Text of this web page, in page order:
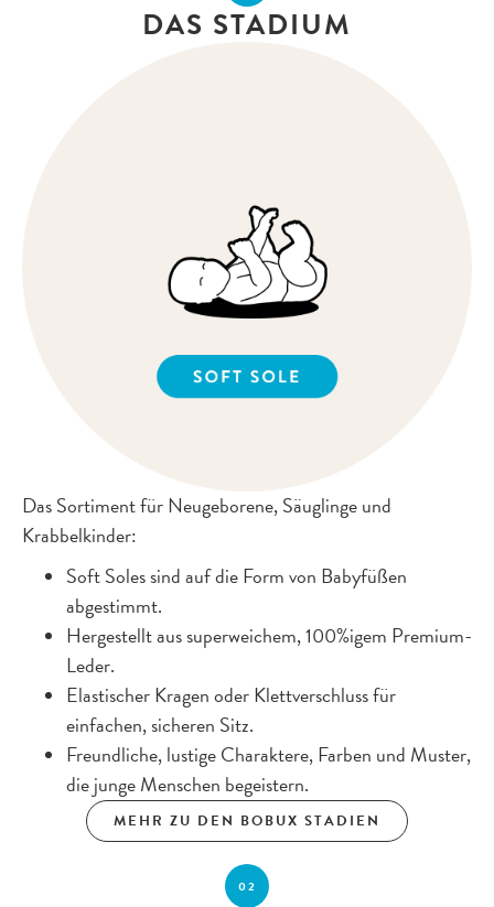
DAS STADIUM
Das Sortiment für Neugeborene, Säuglinge und
Krabbelkinder:
Soft Soles sind auf die Form von Babyfüßen
abgestimmt.
Hergestellt aus superweichem, 100%igem Premium-
Leder.
Elastischer Kragen oder Klettverschluss für
einfachen, sicheren Sitz.
Freundliche, lustige Charaktere, Farben und Muster,
die junge Menschen begeistern.
MEHR ZU DEN BOBUX STADIEN
02